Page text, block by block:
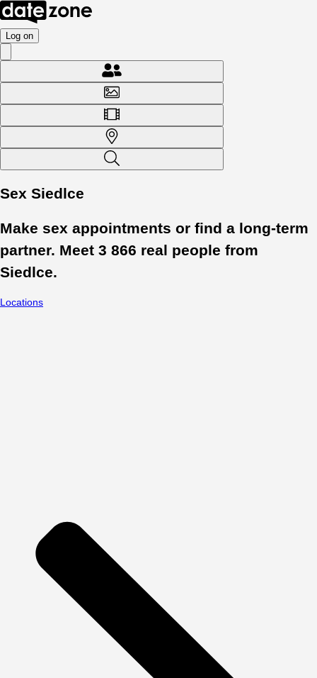
Log on
Sex Siedlce
Make sex appointments or find a long-term
partner. Meet 3 866 real people from
Siedlce.
Locations